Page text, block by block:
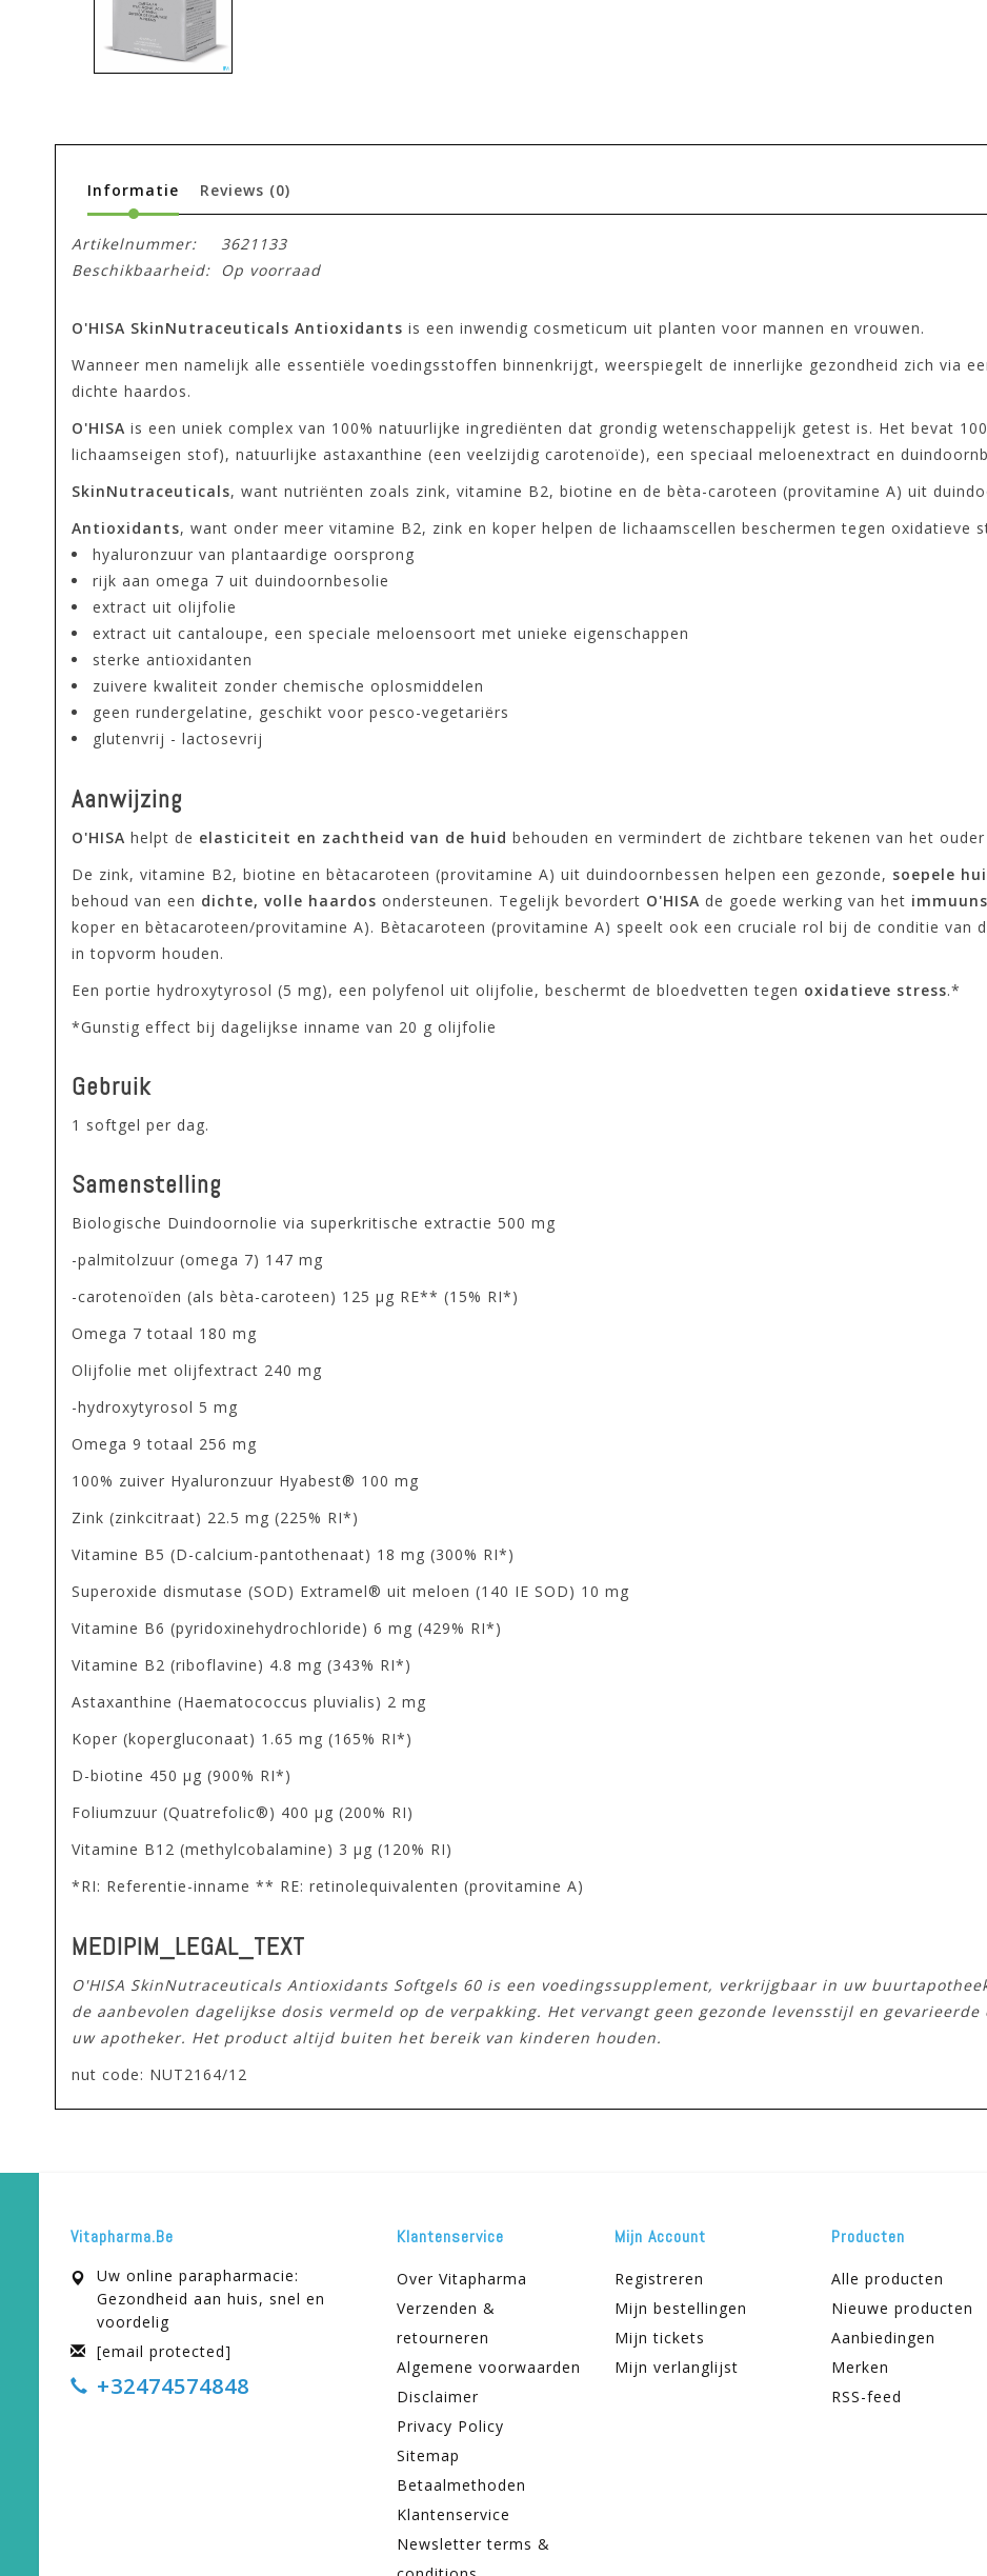
Informatie Reviews (0)
Artikelnummer:
3621133
Beschikbaarheid:
Op voorraad
O'HISA SkinNutraceuticals Antioxidants is een inwendig cosmeticum uit planten voor mannen en vrouwen.
Wanneer men namelijk alle essentiële voedingsstoffen binnenkrijgt, weerspiegelt de innerlijke gezondheid zich via
dichte haardos.
O'HISA is een uniek complex van 100% natuurlijke ingrediënten dat grondig wetenschappelijk getest is. Het bevat
lichaamseigen stof), natuurlijke astaxanthine (een veelzijdig carotenoïde), een speciaal meloenextract en
SkinNutraceuticals, want nutriënten zoals zink, vitamine B2, biotine en de bèta-caroteen (provitamine A) uit
Antioxidants, want onder meer vitamine B2, zink en koper helpen de lichaamscellen beschermen tegen oxidatieve
hyaluronzuur van plantaardige oorsprong
rijk aan omega 7 uit duindoornbesolie
extract uit olijfolie
extract uit cantaloupe, een speciale meloensoort met unieke eigenschappen
sterke antioxidanten
zuivere kwaliteit zonder chemische oplosmiddelen
geen rundergelatine, geschikt voor pesco-vegetariërs
glutenvrij - lactosevrij
Aanwijzing
O'HISA helpt de elasticiteit en zachtheid van de huid behouden en vermindert de zichtbare tekenen van het
De zink, vitamine B2, biotine en bètacaroteen (provitamine A) uit duindoornbessen helpen een gezonde, soepele
behoud van een dichte, volle haardos ondersteunen. Tegelijk bevordert O'HISA de goede werking van het
koper en bètacaroteen/provitamine A). Bètacaroteen (provitamine A) speelt ook een cruciale rol bij de conditie van
in topvorm houden.
Een portie hydroxytyrosol (5 mg), een polyfenol uit olijfolie, beschermt de bloedvetten tegen oxidatieve stress.*
*Gunstig effect bij dagelijkse inname van 20 g olijfolie
Gebruik
1 softgel per dag.
Samenstelling
Biologische Duindoornolie via superkritische extractie 500 mg
-palmitolzuur (omega 7) 147 mg
-carotenoïden (als bèta-caroteen) 125 μg RE** (15% RI*)
Omega 7 totaal 180 mg
Olijfolie met olijfextract 240 mg
-hydroxytyrosol 5 mg
Omega 9 totaal 256 mg
100% zuiver Hyaluronzuur Hyabest® 100 mg
Zink (zinkcitraat) 22.5 mg (225% RI*)
Vitamine B5 (D-calcium-pantothenaat) 18 mg (300% RI*)
Superoxide dismutase (SOD) Extramel® uit meloen (140 IE SOD) 10 mg
Vitamine B6 (pyridoxinehydrochloride) 6 mg (429% RI*)
Vitamine B2 (riboflavine) 4.8 mg (343% RI*)
Astaxanthine (Haematococcus pluvialis) 2 mg
Koper (kopergluconaat) 1.65 mg (165% RI*)
D-biotine 450 μg (900% RI*)
Foliumzuur (Quatrefolic®) 400 μg (200% RI)
Vitamine B12 (methylcobalamine) 3 μg (120% RI)
*RI: Referentie-inname ** RE: retinolequivalenten (provitamine A)
MEDIPIM_LEGAL_TEXT
O'HISA SkinNutraceuticals Antioxidants Softgels 60 is een voedingssupplement, verkrijgbaar in uw
de aanbevolen dagelijkse dosis vermeld op de verpakking. Het vervangt geen gezonde levensstijl en
uw apotheker. Het product altijd buiten het bereik van kinderen houden.
nut code: NUT2164/12
Vitapharma.be
Uw online parapharmacie:
Gezondheid aan huis, snel en
voordelig
[email protected]
+32474574848
Klantenservice
Over Vitapharma
Verzenden &
retourneren
Algemene voorwaarden
Disclaimer
Privacy Policy
Sitemap
Betaalmethoden
Klantenservice
Newsletter terms &
Mijn Account
Registreren
Mijn bestellingen
Mijn tickets
Mijn verlanglijst
Producten
Alle producten
Nieuwe producten
Aanbiedingen
Merken
RSS-feed